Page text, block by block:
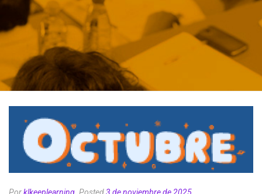
Porklkeeplearning Posted3 de noviembre de 2025